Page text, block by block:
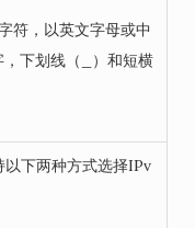
符，以英文字母或中
下划线（_）和短横
下两种方式选择IPv